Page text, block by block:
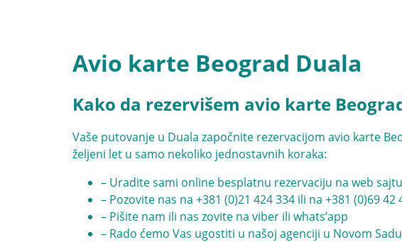
Avio karte Beograd Duala
Kako da rezervišem avio karte
Vaše putovanje u Duala započnite rezervacijom avio karte
željeni let u samo nekoliko jednostavnih koraka:
– Uradite sami online besplatnu rezervaciju na web sajtu
– Pozovite nas na +381 (0)21 424 334 ili na +381 (0)69 42
– Pišite nam ili nas zovite na viber ili whats’app
– Rado ćemo Vas ugostiti u našoj agenciji u Novom